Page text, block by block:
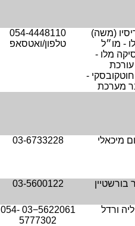
(משה)
- מו״ל
מלו -
עורכת
-
מערכת
054-4448110
טלפון/ואטסאפ
מיכאלי 03-6733228
בורשטיין 03-5600122
ורדל 03−5622061
054-
5777302